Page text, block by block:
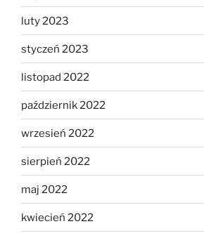
luty 2023
styczeń 2023
listopad 2022
październik 2022
wrzesień 2022
sierpień 2022
maj 2022
kwiecień 2022